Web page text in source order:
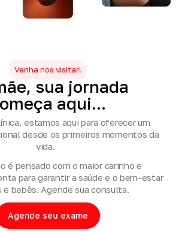
Venha nos visitar!
sua jornada
aqui...
estamos aqui para oferecer um
desde os primeiros momentos da
vida.
é pensado com o maior carinho e
para garantir a saúde e o bem-estar
e bebês. Agende sua consulta.
Agende seu exame